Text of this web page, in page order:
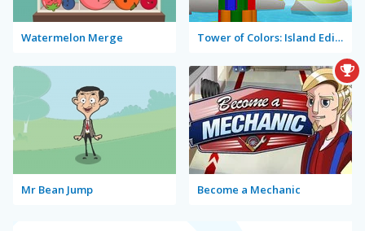
Watermelon Merge Tower of Colors: Island Edition
Mr Bean Jump Become a Mechanic